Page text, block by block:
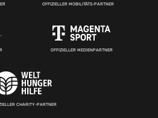
OFFIZIELLER MOBILITÄTS-PARTNER
OFFIZIELLER MEDIENPARTNER
CHARITY-PARTNER